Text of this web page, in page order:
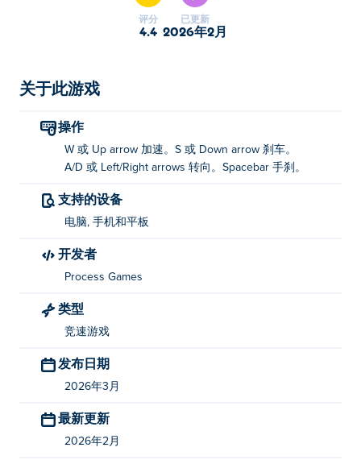
街道，感受高速竞速的快感，挑战你的驾驶极限。准备好
改装、竞速，称霸城市公路了吗？
加速：按 W 键或向上箭头键
刹车：S 或向下箭头键
旋转：A/D 或左右方向键
谁创造了改装车比赛？
《改装赛车》由 Process Games 开发。这是他们在 Poki!
平台上的首款游戏。
如何免费玩改装赛车游戏？
你可以在 Poki 上免费玩 Tuning Car Racing。
我可以在手机和电脑上玩改装赛车游戏吗？
改装赛车游戏可以在电脑和移动设备（如手机和平板电
脑）上玩。
评分
4.4
已更新
2026年2月
关于此游戏
操作
W 或 Up arrow 加速。S 或 Down arrow 刹车。
A/D 或 Left/Right arrows 转向。Spacebar 手刹。
支持的设备
电脑, 手机和平板
开发者
Process Games
类型
竞速游戏
发布日期
2026年3月
最新更新
2026年2月